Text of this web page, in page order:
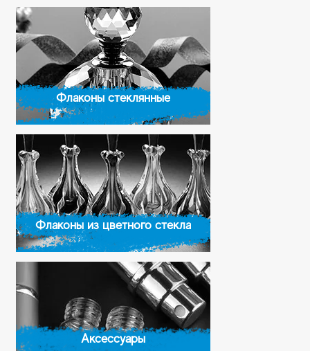
Флаконы стеклянные
Флаконы из цветного стекла
Аксессуары